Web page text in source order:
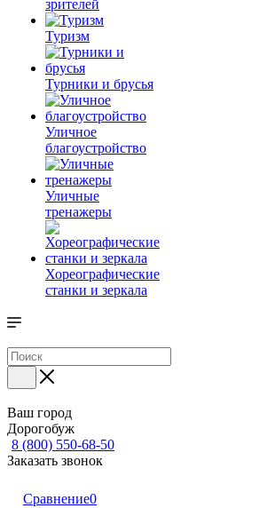
зрителей
Туризм
Турники и брусья
Уличное
благоустройство
Уличные
тренажеры
Хореографические
станки и зеркала
Ваш город
Дорогобуж
8 (800) 550-68-50
Заказать звонок
Сравнение0